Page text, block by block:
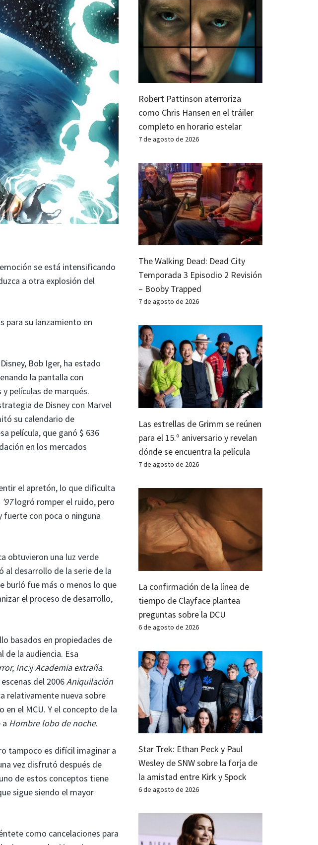
se está intensificando
a otra explosión del
para su lanzamiento en
Bob Iger, ha estado
la pantalla con
películas de marqués.
de Disney con Marvel
su calendario de
película, que ganó $ 636
en los mercados
el apretón, lo que dificulta
logró romper el ruido, pero
con poca o ninguna
obtuvieron una luz verde
al desarrollo de la serie de la
burló fue más o menos lo que
el proceso de desarrollo,
basados ​​en propiedades de
la audiencia. Esa
Inc.yAcademia extraña.
del 2006Aniquilación
relativamente nueva sobre
el MCU. Y el concepto de la
Hombre lobo de noche.
tampoco es difícil imaginar a
vez disfrutó después de
de estos conceptos tiene
sigue siendo el mayor
como cancelaciones para
Robert Pattinson aterroriza
como Chris Hansen en el tráiler
completo en horario estelar
7 de agosto de 2026
The Walking Dead: Dead City
Temporada 3 Episodio 2 Revisión
– Booby Trapped
7 de agosto de 2026
Las estrellas de Grimm se reúnen
para el 15.º aniversario y revelan
dónde se encuentra la película
7 de agosto de 2026
La confirmación de la línea de
tiempo de Clayface plantea
preguntas sobre la DCU
6 de agosto de 2026
Star Trek: Ethan Peck y Paul
Wesley de SNW sobre la forja de
la amistad entre Kirk y Spock
6 de agosto de 2026